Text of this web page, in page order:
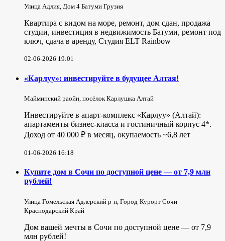
Улица Адлия, Дом 4 Батуми Грузия
Квартира с видом на море, ремонт, дом сдан, продажа
студии, инвестиция в недвижимость Батуми, ремонт под
ключ, сдача в аренду, Студия ELT Rainbow
02-06-2026 19:01
«Карлуу»: инвестируйте в будущее Алтая!
Майминский раойн, посёлок Карлушка Алтай
Инвестируйте в апарт-комплекс «Карлуу» (Алтай):
апартаменты бизнес-класса и гостиничный корпус 4*.
Доход от 40 000 ₽ в месяц, окупаемость ~6,8 лет
01-06-2026 16:18
Купите дом в Сочи по доступной цене — от 7,9 млн
рублей!
Улица Гомельская Адлерский р-н, Город-Курорт Сочи
Краснодарский Край
Дом вашей мечты в Сочи по доступной цене — от 7,9
млн рублей!